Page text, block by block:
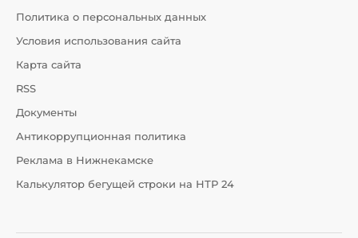
Политика о персональных данных
Условия использования сайта
Карта сайта
RSS
Документы
Антикоррупционная политика
Реклама в Нижнекамске
Калькулятор бегущей строки на НТР 24